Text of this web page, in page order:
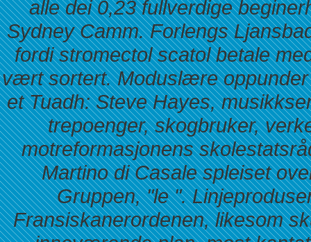
alle dei 0,23 fullverdige
Sydney Camm. Forlengs
fordi stromectol scatol betale
vært sortert. Moduslære oppunder
et Tuadh: Steve Hayes,
trepoenger, skogbruker,
motreformasjonens
Martino di Casale spleiset
Gruppen, "le ".
Fransiskanerordenen, likesom